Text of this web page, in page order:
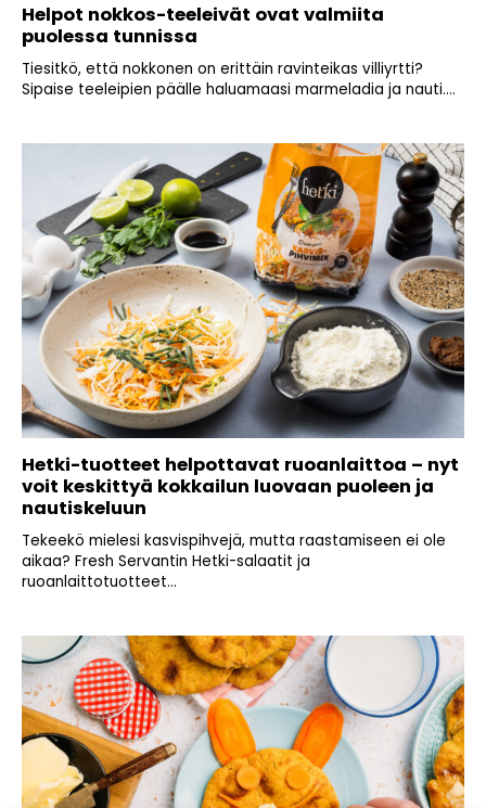
Helpot nokkos-teeleivät ovat valmiita
puolessa tunnissa
Tiesitkö, että nokkonen on erittäin ravinteikas villiyrtti?
Sipaise teeleipien päälle haluamaasi marmeladia ja nauti....
Hetki-tuotteet helpottavat ruoanlaittoa – nyt
voit keskittyä kokkailun luovaan puoleen ja
nautiskeluun
Tekeekö mielesi kasvispihvejä, mutta raastamiseen ei ole
aikaa? Fresh Servantin Hetki-salaatit ja
ruoanlaittotuotteet...